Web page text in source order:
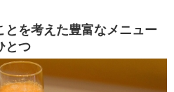
とを考えた豊富なメニュー
とつ